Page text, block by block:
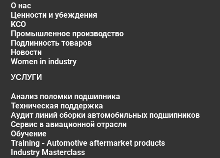
О нас
Ценности и убеждения
KCO
Промышленное производство
Подлинность товаров
Новости
Women in industry
УСЛУГИ
Анализ поломки подшипника
Техническая поддержка
Аудит линий сборки автомобильных подшипников
Сервис в авиационной отрасли
Обучение
Training - Automotive aftermarket products
Industry Masterclass